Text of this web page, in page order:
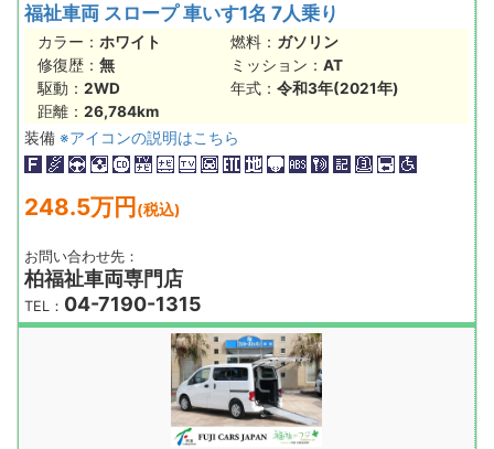
福祉車両 スロープ 車いす1名 7人乗り
カラー： ホワイト 燃料： ガソリン
修復歴： 無 ミッション： AT
駆動： 2WD 年式： 令和3年(2021年)
距離： 26,784km
装備 ※アイコンの説明はこちら
248.5万円 (税込)
お問い合わせ先：
柏福祉車両専門店
TEL： 04-7190-1315